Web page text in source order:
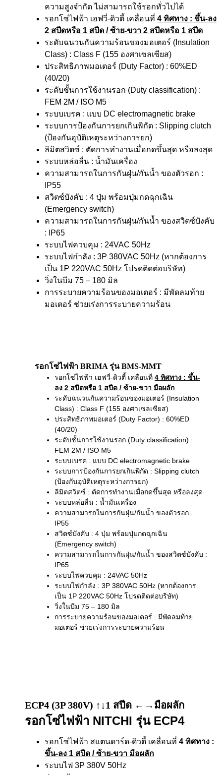
ความสูงจำกัด ไม่สามารถใช้รอกทั่วไปได้
รอกโซ่ไฟฟ้า เฮฟวี่-ดิวตี้ เคลื่อนที่ 4 ทิศทาง : ขึ้น-ลง
2 สปีดหรือ 1 สปีด / ซ้าย-ขวา 2 สปีดหรือ 1 สปีด
ระดับฉนวนกันความร้อนของมอเตอร์ (Insulation
Class) : Class F (155 องศาเซลเซียส)
ประสิทธิภาพมอเตอร์ (Duty Factor) : 60%ED
(40/20)
ระดับชั้นการใช้งานรอก (Duty classification) :
FEM 2M / ISO M5
ระบบเบรค : แบบ DC electromagnetic brake
ระบบการป้องกันการยกเกินพิกัด : Slipping clutch
(ป้องกันอุบัติเหตุระหว่างการยก)
ลิมิตสวิตซ์ : ตัดการทำงานเมื่อกดขึ้นสุด หรือลงสุด
ระบบหล่อลื่น : น้ำมันเครื่อง
ความสามารถในการกันฝุ่น/กันน้ำ ของตัวรอก :
IP55
สวิตซ์บังคับ : 4 ปุ่ม พร้อมปุ่มกดฉุกเฉิน
(Emergency switch)
ความสามารถในการกันฝุ่น/กันน้ำ ของสวิตซ์บังคับ
: IP65
ระบบไฟควบคุม : 24VAC 50Hz
ระบบไฟกำลัง : 3P 380VAC 50Hz (หากต้องการ
เป็น 1P 220VAC 50Hz โปรดติดต่อบริษัท)
วิ่งในบีม 75 – 180 มิล
การระบายความร้อนของมอเตอร์ : มีพัดลมท้าย
มอเตอร์ ช่วยเร่งการระบายความร้อน
รอกโซ่ไฟฟ้า BRIMA รุ่น BMS-MMT
รอกโซ่ไฟฟ้า เฮฟวี่-ดิวตี้ เคลื่อนที่ 4 ทิศทาง : ขึ้น-
ลง 2 สปีดหรือ 1 สปีด / ซ้าย-ขวา มือผลัก
ระดับฉนวนกันความร้อนของมอเตอร์ (Insulation
Class) : Class F (155 องศาเซลเซียส)
ประสิทธิภาพมอเตอร์ (Duty Factor) : 60%ED
(40/20)
ระดับชั้นการใช้งานรอก (Duty classification) :
FEM 2M / ISO M5
ระบบเบรค : แบบ DC electromagnetic brake
ระบบการป้องกันการยกเกินพิกัด : Slipping clutch
(ป้องกันอุบัติเหตุระหว่างการยก)
ลิมิตสวิตซ์ : ตัดการทำงานเมื่อกดขึ้นสุด หรือลงสุด
ระบบหล่อลื่น : น้ำมันเครื่อง
ความสามารถในการกันฝุ่น/กันน้ำ ของตัวรอก :
IP55
สวิตซ์บังคับ : 4 ปุ่ม พร้อมปุ่มกดฉุกเฉิน
(Emergency switch)
ความสามารถในการกันฝุ่น/กันน้ำ ของสวิตซ์บังคับ :
IP65
ระบบไฟควบคุม : 24VAC 50Hz
ระบบไฟกำลัง : 3P 380VAC 50Hz (หากต้องการ
เป็น 1P 220VAC 50Hz โปรดติดต่อบริษัท)
วิ่งในบีม 75 – 180 มิล
การระบายความร้อนของมอเตอร์ : มีพัดลมท้าย
มอเตอร์ ช่วยเร่งการระบายความร้อน
ECP4 (3P 380V) ↑↓1 สปีด ←→มือผลัก
รอกโซ่ไฟฟ้า NITCHI รุ่น ECP4
รอกโซ่ไฟฟ้า สแตนดาร์ด-ดิวตี้ เคลื่อนที่ 4 ทิศทาง :
ขึ้น-ลง 1 สปีด / ซ้าย-ขวา มือผลัก
ระบบไฟ 3P 380V 50Hz